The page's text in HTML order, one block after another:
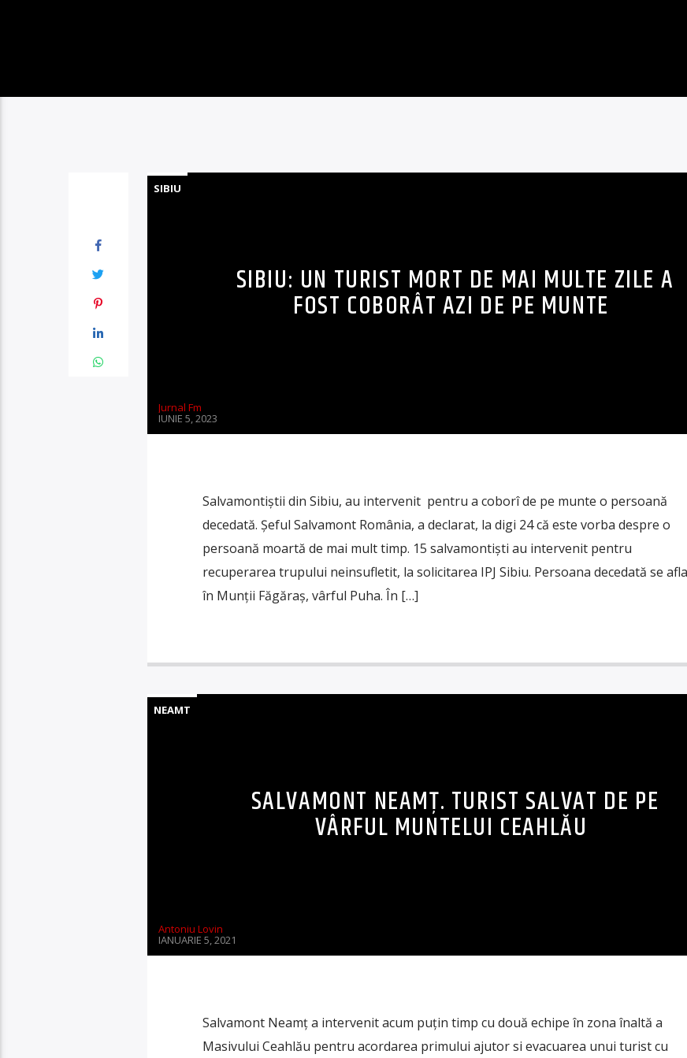
SIBIU
SIBIU: UN TURIST MORT DE MAI MULTE ZILE A
FOST COBORÂT AZI DE PE MUNTE
Jurnal Fm
IUNIE 5, 2023
Salvamontiștii din Sibiu, au intervenit pentru a coborî de pe munte o persoană
decedată. Șeful Salvamont România, a declarat, la digi 24 că este vorba despre o
persoană moartă de mai mult timp. 15 salvamontişti au intervenit pentru
recuperarea trupului neinsufletit, la solicitarea IPJ Sibiu. Persoana decedată se afla
în Munţii Făgăraş, vârful Puha. În […]
NEAMT
SALVAMONT NEAMȚ. TURIST SALVAT DE PE
VÂRFUL MUNTELUI CEAHLĂU
Antoniu Lovin
IANUARIE 5, 2021
Salvamont Neamț a intervenit acum puțin timp cu două echipe în zona înaltă a
Masivului Ceahlău pentru acordarea primului ajutor si evacuarea unui turist cu